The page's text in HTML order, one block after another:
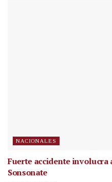
NACIONALES
Fuerte accidente involucra
Sonsonate